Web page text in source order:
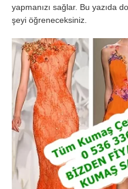
yapmanızı sağlar. Bu yazıda
şeyi öğreneceksiniz.